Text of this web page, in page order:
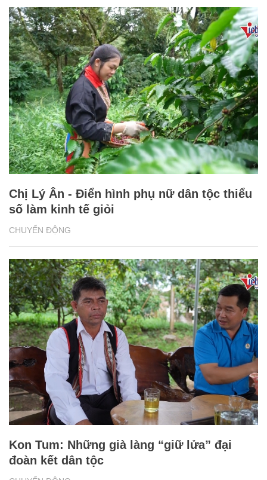
CHUYỂN ĐỘNG
Chị Lý Ân - Điển hình phụ nữ dân tộc thiểu
số làm kinh tế giỏi
Kon Tum: Những già làng “giữ lửa” đại
đoàn kết dân tộc